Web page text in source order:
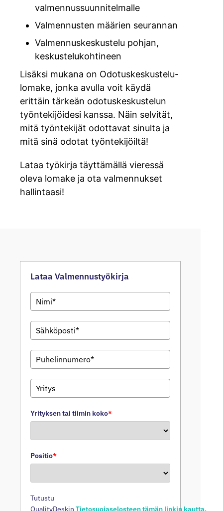
valmennussuunnitelmalle
Valmennusten määrien seurannan
Valmennuskeskustelu pohjan,
keskustelukohtineen
Lisäksi mukana on Odotuskeskustelu-
lomake, jonka avulla voit käydä
erittäin tärkeän odotuskeskustelun
työntekijöidesi kanssa. Näin selvität,
mitä työntekijät odottavat sinulta ja
mitä sinä odotat työntekijöiltä!
Lataa työkirja täyttämällä vieressä
oleva lomake ja ota valmennukset
hallintaasi!
Lataa Valmennustyökirja
Yrityksen tai tiimin koko*
Positio*
Tutustu
QualityDeskinTietosuojaselosteen tämän linkin kautta.